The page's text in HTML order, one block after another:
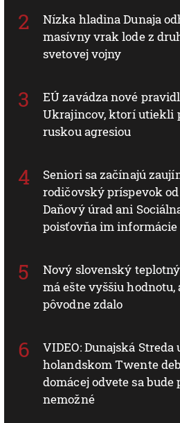
Nízka hladina Dunaja
masívny vrak lode z
svetovej vojny
EÚ zavádza nové
Ukrajincov, ktorí utiekli
ruskou agresiou
Seniori sa začínajú
rodičovský príspevok
Daňový úrad ani
poisťovňa im informácie
Nový slovenský
má ešte vyššiu hodnotu,
pôvodne zdalo
VIDEO: Dunajská
holandskom Twente
domácej odvete sa bude
nemožné